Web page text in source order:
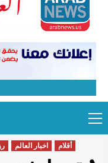
to
content
Menu
أقلام اخبار العالم